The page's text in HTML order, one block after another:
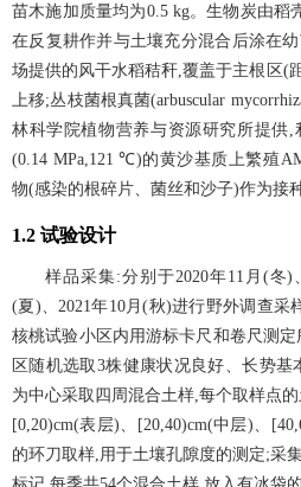
苗木施加质量均为0.5 kg。生物炭由稻
在反复耕作并与土壤充分混合后涂在
场提供的风干水稻秸秆,覆盖于主根区(
上移;丛枝菌根真菌(arbuscular
林科学院植物营养与资源研究所提供
(0.14 MPa,121 ℃)的黄沙基质上繁殖
物(感染的根碎片、菌丝和沙子)作为接
1.2 试验设计
样品采集:分别于2020年11月(冬)
(夏)、2021年10月(秋)进行野外调查采
核桃试验小区内用游标卡尺和卷尺测
区随机选取3株健康状况良好、长势
为中心采取四周混合土样,每个取样点
[0,20)cm(表层)、[20,40)cm(中层)、
的环刀取样,用于土壤孔隙度的测定;采